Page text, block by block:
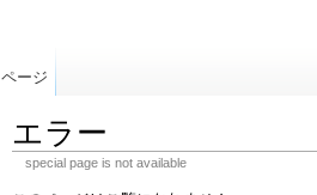
エラー
special page is not available
ページ